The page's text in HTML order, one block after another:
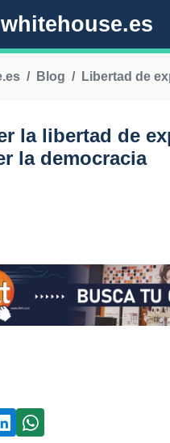
whitehouse.es
Blog Libertad de
la libertad de
la democracia